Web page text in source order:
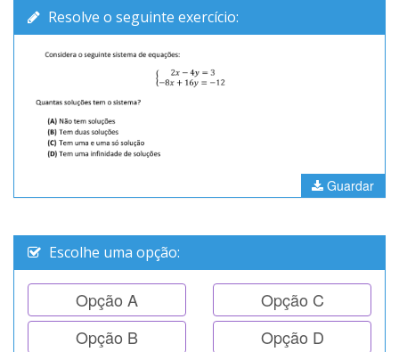
Resolve o seguinte exercício:
Guardar
Escolhe uma opção:
Opção A
Opção B
Opção C
Opção D